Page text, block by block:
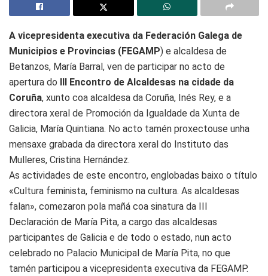
A vicepresidenta executiva da Federación Galega de
Municipios e Provincias (FEGAMP) e alcaldesa de
Betanzos, María Barral, ven de participar no acto de
apertura do III Encontro de Alcaldesas na cidade da
Coruña, xunto coa alcaldesa da Coruña, Inés Rey, e a
directora xeral de Promoción da Igualdade da Xunta de
Galicia, María Quintiana. No acto tamén proxectouse unha
mensaxe grabada da directora xeral do Instituto das
Mulleres, Cristina Hernández.
As actividades de este encontro, englobadas baixo o título
«Cultura feminista, feminismo na cultura. As alcaldesas
falan», comezaron pola mañá coa sinatura da III
Declaración de María Pita, a cargo das alcaldesas
participantes de Galicia e de todo o estado, nun acto
celebrado no Palacio Municipal de María Pita, no que
tamén participou a vicepresidenta executiva da FEGAMP.